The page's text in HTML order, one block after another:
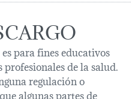
para fines educativos
de la salud.
regulación o
algunas partes de